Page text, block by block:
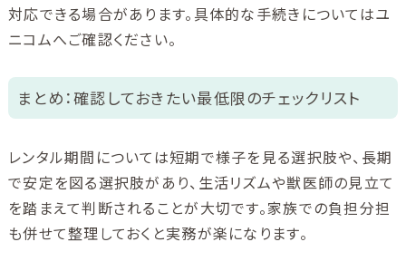
対応できる場合があります。具体的な手続きについてはユ
ニコムへご確認ください。
まとめ：確認しておきたい最低限のチェックリスト
レンタル期間については短期で様子を見る選択肢や、長期
で安定を図る選択肢があり、生活リズムや獣医師の見立て
を踏まえて判断されることが大切です。家族での負担分担
も併せて整理しておくと実務が楽になります。